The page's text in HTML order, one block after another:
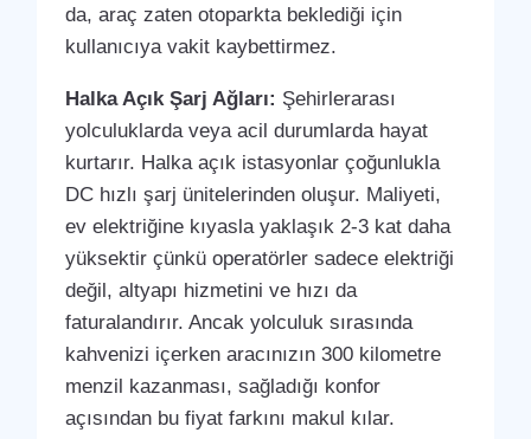
da, araç zaten otoparkta beklediği için
kullanıcıya vakit kaybettirmez.
Halka Açık Şarj Ağları: Şehirlerarası
yolculuklarda veya acil durumlarda hayat
kurtarır. Halka açık istasyonlar çoğunlukla
DC hızlı şarj ünitelerinden oluşur. Maliyeti,
ev elektriğine kıyasla yaklaşık 2-3 kat daha
yüksektir çünkü operatörler sadece elektriği
değil, altyapı hizmetini ve hızı da
faturalandırır. Ancak yolculuk sırasında
kahvenizi içerken aracınızın 300 kilometre
menzil kazanması, sağladığı konfor
açısından bu fiyat farkını makul kılar.